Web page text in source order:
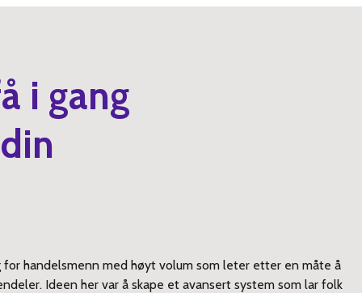
i gang
handelsmenn med høyt volum som leter etter en måte å
Ideen her var å skape et avansert system som lar folk